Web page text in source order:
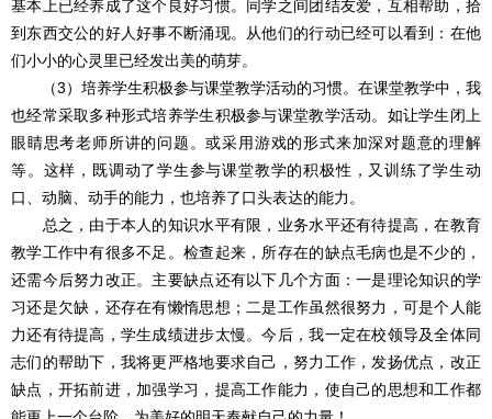
基本上已经养成了这个良好习惯。同学之间团结友爱，互相帮助，拾
到东西交公的好人好事不断涌现。从他们的行动已经可以看到：在他
们小小的心灵里已经发出美的萌芽。
（3）培养学生积极参与课堂教学活动的习惯。在课堂教学中，我
也经常采取多种形式培养学生积极参与课堂教学活动。如让学生闭上
眼睛思考老师所讲的问题。或采用游戏的形式来加深对题意的理解
等。这样，既调动了学生参与课堂教学的积极性，又训练了学生动
口、动脑、动手的能力，也培养了口头表达的能力。
总之，由于本人的知识水平有限，业务水平还有待提高，在教育
教学工作中有很多不足。检查起来，所存在的缺点毛病也是不少的，
还需今后努力改正。主要缺点还有以下几个方面：一是理论知识的学
习还是欠缺，还存在有懒惰思想；二是工作虽然很努力，可是个人能
力还有待提高，学生成绩进步太慢。今后，我一定在校领导及全体同
志们的帮助下，我将更严格地要求自己，努力工作，发扬优点，改正
缺点，开拓前进，加强学习，提高工作能力，使自己的思想和工作都